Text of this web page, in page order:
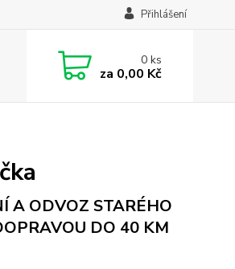
Přihlášení
0ks
za 0,00 Kč
A ODVOZ STARÉHO
DO 40 KM